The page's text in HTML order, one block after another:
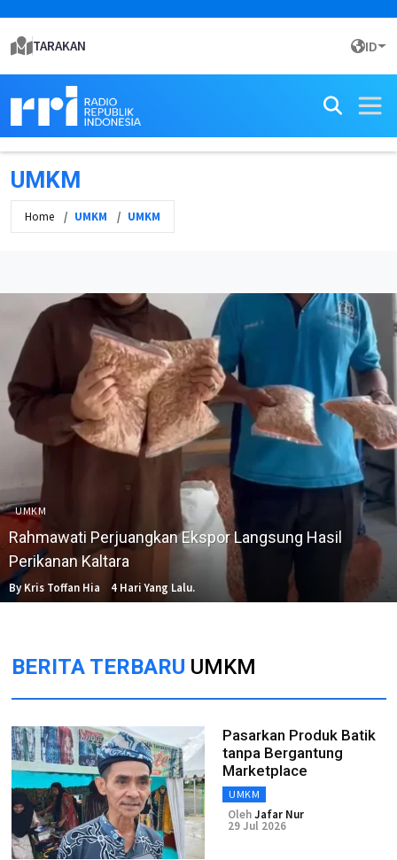
TARAKAN ID
UMKM
Home UMKM UMKM
UMKM
Rahmawati Perjuangkan Ekspor Langsung Hasil
Perikanan Kaltara
By Kris Toffan Hia 4 Hari Yang Lalu.
BERITA TERBARU UMKM
Pasarkan Produk Batik
tanpa Bergantung
Marketplace
UMKM
OlehJafar Nur
29 Jul 2026